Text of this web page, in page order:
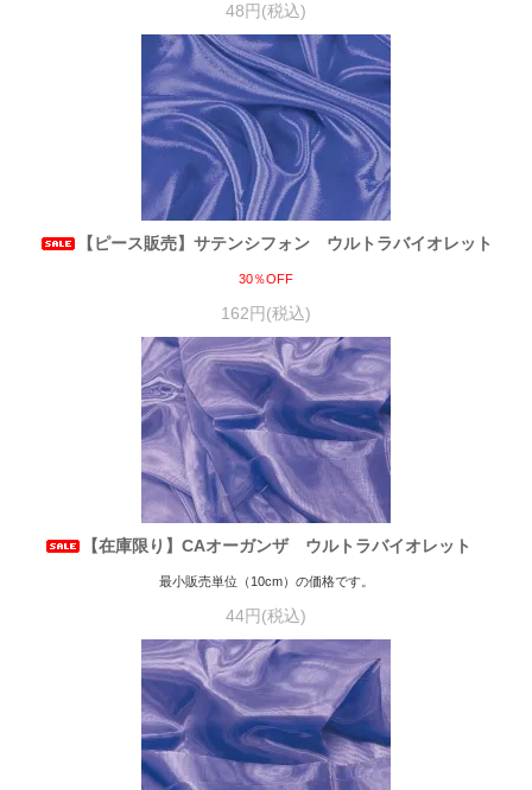
48円(税込)
【ピース販売】サテンシフォン ウルトラバイオレット
30％OFF
162円(税込)
【在庫限り】CAオーガンザ ウルトラバイオレット
最小販売単位（10cm）の価格です。
44円(税込)